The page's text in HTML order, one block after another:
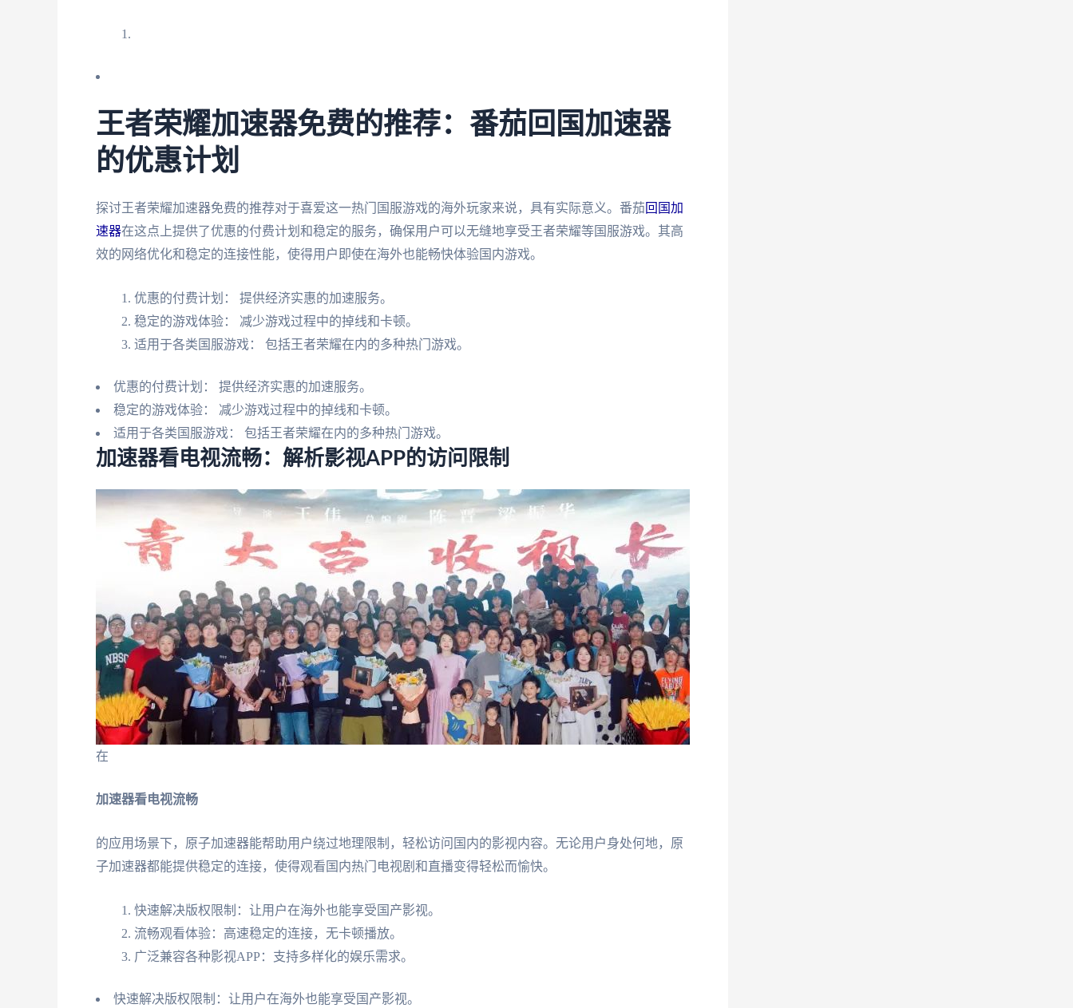
王者荣耀加速器免费的推荐：番茄回国加速器
的优惠计划
探讨王者荣耀加速器免费的推荐对于喜爱这一热门国服游戏的海外玩家来说，具有实际意义。番茄回国加
速器在这点上提供了优惠的付费计划和稳定的服务，确保用户可以无缝地享受王者荣耀等国服游戏。其高
效的网络优化和稳定的连接性能，使得用户即使在海外也能畅快体验国内游戏。
优惠的付费计划： 提供经济实惠的加速服务。
稳定的游戏体验： 减少游戏过程中的掉线和卡顿。
适用于各类国服游戏： 包括王者荣耀在内的多种热门游戏。
优惠的付费计划： 提供经济实惠的加速服务。
稳定的游戏体验： 减少游戏过程中的掉线和卡顿。
适用于各类国服游戏： 包括王者荣耀在内的多种热门游戏。
加速器看电视流畅：解析影视APP的访问限制
在
加速器看电视流畅
的应用场景下，原子加速器能帮助用户绕过地理限制，轻松访问国内的影视内容。无论用户身处何地，原
子加速器都能提供稳定的连接，使得观看国内热门电视剧和直播变得轻松而愉快。
快速解决版权限制：让用户在海外也能享受国产影视。
流畅观看体验：高速稳定的连接，无卡顿播放。
广泛兼容各种影视APP：支持多样化的娱乐需求。
快速解决版权限制：让用户在海外也能享受国产影视。